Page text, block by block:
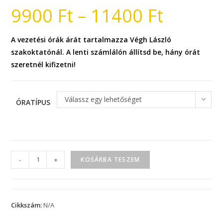
9900 Ft – 11400 Ft
A vezetési órák árát tartalmazza Végh László
szakoktatónál. A lenti számlálón állítsd be, hány órát
szeretnél kifizetni!
ÓRATÍPUS Válassz egy lehetőséget
- + KOSÁRBA TESZEM
Cikkszám:N/A